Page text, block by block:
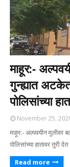
माहूर:-
गुन्ह्यात
पोलिसांच्या
November 25,
माहूर:- अल्पवयीन मुलीवर
पोलिसांच्या हातावर तुरी
Read more